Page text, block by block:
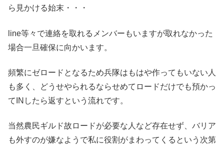
ら見かける始末・・・
line等々で連絡を取れるメンバーもいますが取れなかった
場合一旦確保に向かいます。
頻繁にゼロードとなるため兵隊はもはや作ってもいない人
も多く、どうせやられるならせめてロードだけでも預かっ
てINしたら返すという流れです。
当然農民ギルド故ロードが必要な人など存在せず、バリア
も外すのが嫌なようで私に役割がまわってくるという次第